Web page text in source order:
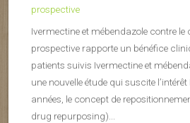
prospective
Ivermectine et mébendazole contre le
prospective rapporte un bénéfice
patients suivis Ivermectine et
une nouvelle étude qui suscite
années, le concept de
drug repurposing)...